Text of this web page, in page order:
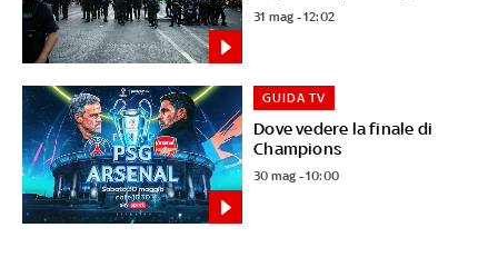
31 mag - 12:02
Dove vedere la finale di
Champions
GUIDA TV
30 mag - 10:00